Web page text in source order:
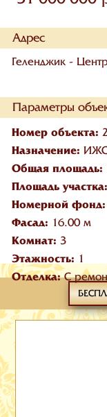
Адрес
Геленджик -
Параметры
Номер объекта:
Назначение:
Общая площадь:
Площадь участка:
Номерной фонд:
Фасад: 16.00 м
Комнат: 3
Этажность: 1
Отделка:С